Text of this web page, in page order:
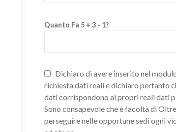
Quanto Fa 5 + 3 - 1?
Dichiaro di avere inserito nel
richiesta dati reali e dichiaro pertanto
dati corrispondono ai propri reali dati
Sono consapevole che è facoltà di
perseguire nelle opportune sedi ogni